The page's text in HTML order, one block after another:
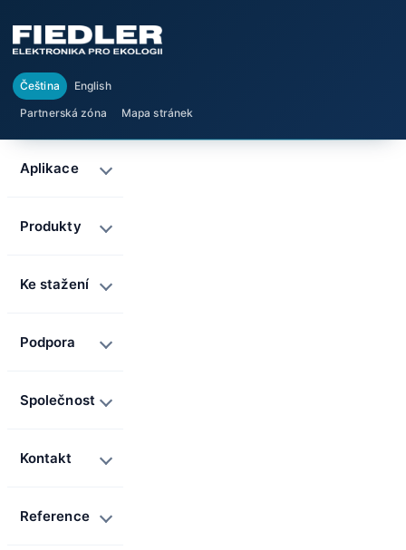
Čeština
English
Partnerská zóna
Mapa stránek
Aplikace
Produkty
Ke stažení
Podpora
Společnost
Kontakt
Reference